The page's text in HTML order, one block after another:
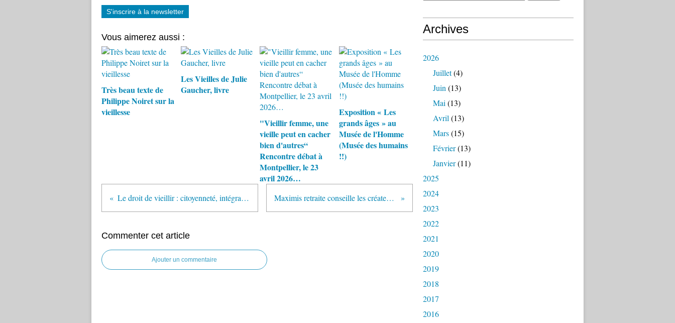
S'inscrire à la newsletter
Vous aimerez aussi :
Très beau texte de
Philippe Noiret sur la
vieillesse
Les Vieilles de Julie
Gaucher, livre
"Vieillir femme, une
vieille peut en cacher
bien d'autres“
Rencontre débat à
Montpellier, le 23
avril 2026…
Exposition « Les
grands âges » au
Musée de l'Homme
(Musée des humains
!!)
Le droit de vieillir : citoyenneté, intégration sociale et la participation politique des personnes âgées Maximis retraite conseille les créateurs d’entreprise, notamment ceux qui ont plus de 55 ans
Commenter cet article
Ajouter un commentaire
Archives
2026
Juillet(4)
Juin (13)
Mai (13)
Avril (13)
Mars(15)
Février(13)
Janvier(11)
2025
2024
2023
2022
2021
2020
2019
2018
2017
2016